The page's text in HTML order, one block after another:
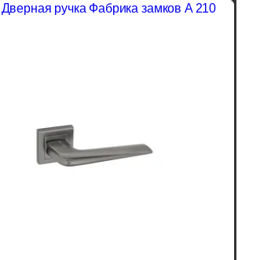
Дверная ручка Фабрика замков A 210